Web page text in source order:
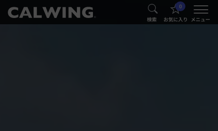
® 検索
0
お気に入り メニュー
®